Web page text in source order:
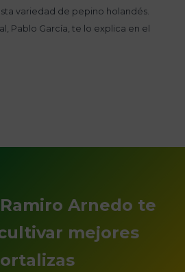
variedad de pepino holandés.
Pablo García, te lo explica en el
Arnedo te
mejores